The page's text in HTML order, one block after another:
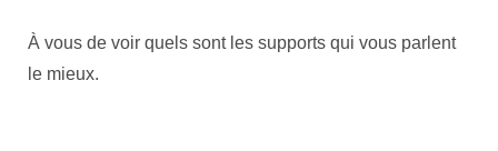
À vous de voir quels sont les supports qui vous parlent
le mieux.